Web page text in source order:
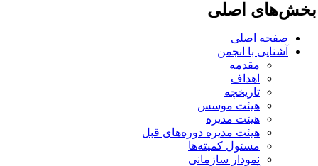
اصلی
صفحه اصلی
آشنایی با انجمن
مقدمه
اهداف
تاریخچه
هیئت موسس
هیئت مدیره
هیئت مدیره دوره‌های قبل
مسئول کمیته‌ها
نمودار سازمانی